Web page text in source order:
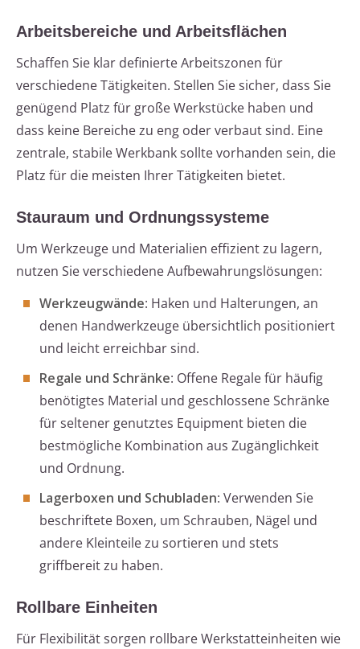
Arbeitsbereiche und Arbeitsflächen
Schaffen Sie klar definierte Arbeitszonen für
verschiedene Tätigkeiten. Stellen Sie sicher, dass Sie
genügend Platz für große Werkstücke haben und
dass keine Bereiche zu eng oder verbaut sind. Eine
zentrale, stabile Werkbank sollte vorhanden sein, die
Platz für die meisten Ihrer Tätigkeiten bietet.
Stauraum und Ordnungssysteme
Um Werkzeuge und Materialien effizient zu lagern,
nutzen Sie verschiedene Aufbewahrungslösungen:
Werkzeugwände: Haken und Halterungen, an
denen Handwerkzeuge übersichtlich positioniert
und leicht erreichbar sind.
Regale und Schränke: Offene Regale für häufig
benötigtes Material und geschlossene Schränke
für seltener genutztes Equipment bieten die
bestmögliche Kombination aus Zugänglichkeit
und Ordnung.
Lagerboxen und Schubladen: Verwenden Sie
beschriftete Boxen, um Schrauben, Nägel und
andere Kleinteile zu sortieren und stets
griffbereit zu haben.
Rollbare Einheiten
Für Flexibilität sorgen rollbare Werkstatteinheiten wie